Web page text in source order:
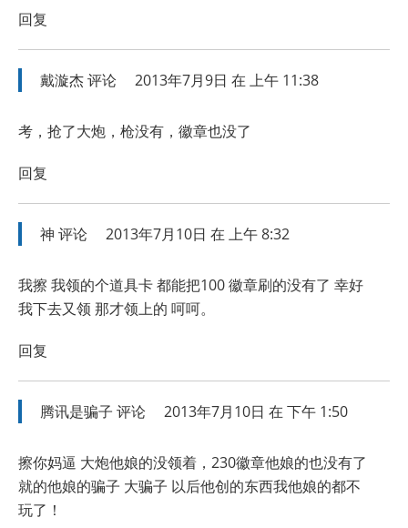
回复
戴漩杰评论 2013年7月9日 在 上午 11:38
考，抢了大炮，枪没有，徽章也没了
回复
神 评论 2013年7月10日 在 上午 8:32
我擦 我领的个道具卡 都能把100 徽章刷的没有了 幸好
我下去又领 那才领上的 呵呵。
回复
腾讯是骗子 评论 2013年7月10日 在 下午 1:50
擦你妈逼 大炮他娘的没领着，230徽章他娘的也没有了
就的他娘的骗子 大骗子 以后他创的东西我他娘的都不
玩了！